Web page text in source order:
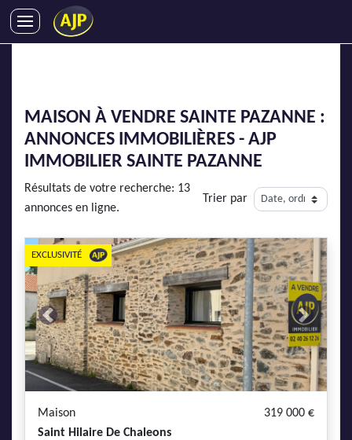
SYNDIC
IMMOBILIER NEUF
ENTREPRISES
DEVENIR FRANCHISÉ
AJP Recrute
AJP Actualités
Service Qualité Clients
MAISON À VENDRE SAINTE PAZANNE :
ANNONCES IMMOBILIÈRES - AJP
IMMOBILIER SAINTE PAZANNE
Résultats de votre recherche: 13
annonces en ligne.
Trier par
Previous Next
EXCLUSIVITÉ
Maison
319 000 €
Saint Hilaire De Chaleons